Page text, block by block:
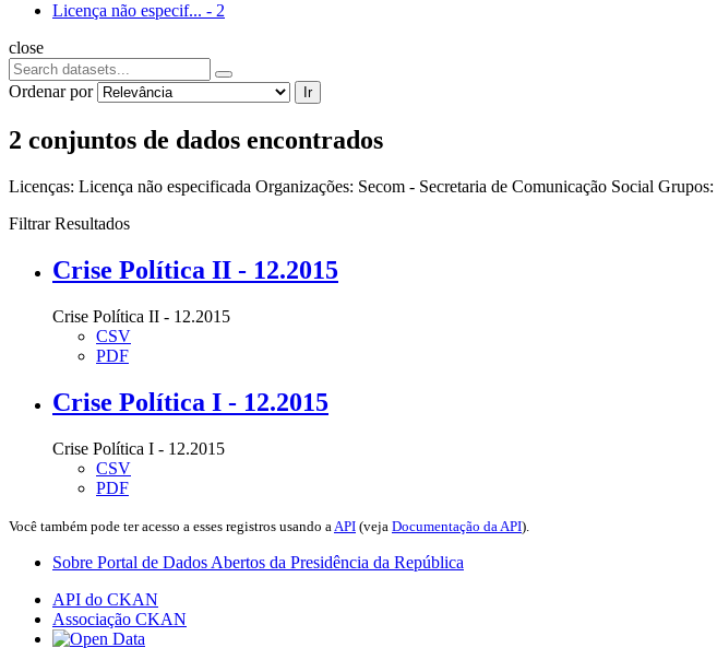
Licença não especif... - 2
close
Ordenar por Ir
2 conjuntos de dados encontrados
Licenças: Licença não especificada Organizações: Secom - Secretaria de Comunicação Social Grupos:
Filtrar Resultados
Crise Política II - 12.2015
Crise Política II - 12.2015
CSV
PDF
Crise Política I - 12.2015
Crise Política I - 12.2015
CSV
PDF
Você também pode ter acesso a esses registros usando a API (veja Documentação da API).
Sobre Portal de Dados Abertos da Presidência da República
API do CKAN
Associação CKAN